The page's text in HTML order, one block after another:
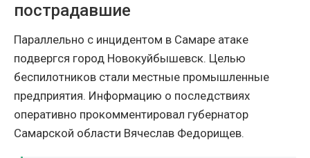
пострадавшие
Параллельно с инцидентом в Самаре атаке
подвергся город Новокуйбышевск. Целью
беспилотников стали местные промышленные
предприятия. Информацию о последствиях
оперативно прокомментировал губернатор
Самарской области Вячеслав Федорищев.